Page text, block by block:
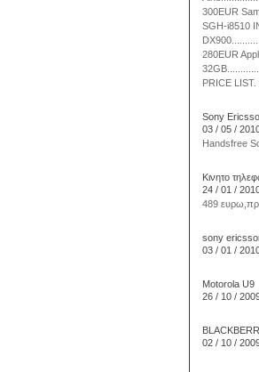
300EUR
SGH-i8510
280EUR
PRICE
Sony
03 / 05 /
Handsfree
Κινητο
24 / 01 /
489
sony
03 / 01 /
Motorola U9
26 / 10 /
02 / 10 /